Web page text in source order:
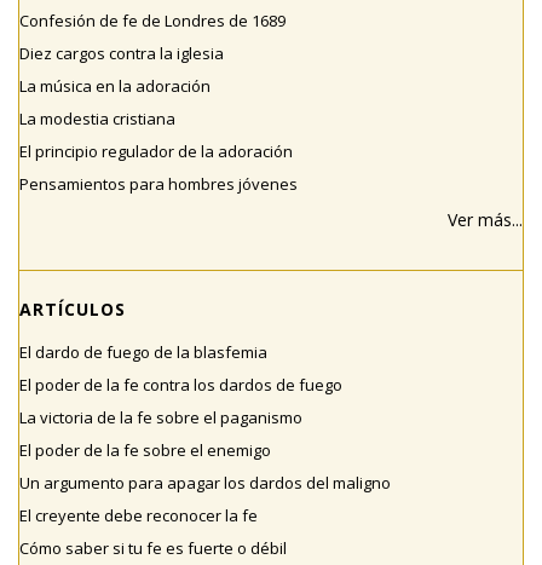
Confesión de fe de Londres de 1689
Diez cargos contra la iglesia
La música en la adoración
La modestia cristiana
El principio regulador de la adoración
Pensamientos para hombres jóvenes
Ver más...
ARTÍCULOS
El dardo de fuego de la blasfemia
El poder de la fe contra los dardos de fuego
La victoria de la fe sobre el paganismo
El poder de la fe sobre el enemigo
Un argumento para apagar los dardos del maligno
El creyente debe reconocer la fe
Cómo saber si tu fe es fuerte o débil